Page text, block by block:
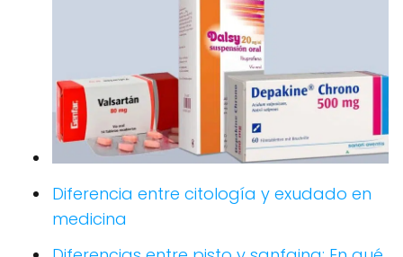
Diferencia entre citología y exudado en
medicina